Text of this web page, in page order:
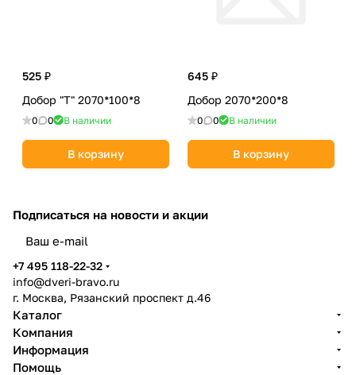
525 ₽
Добор "Т" 2070*100*8
0 0 В наличии
В корзину
645 ₽
Добор 2070*200*8
0 0 В наличии
В корзину
Подписаться на новости и акции
+7 495 118-22-32
info@dveri-bravo.ru
г. Москва, Рязанский проспект д.46
Каталог
Компания
Информация
Помощь